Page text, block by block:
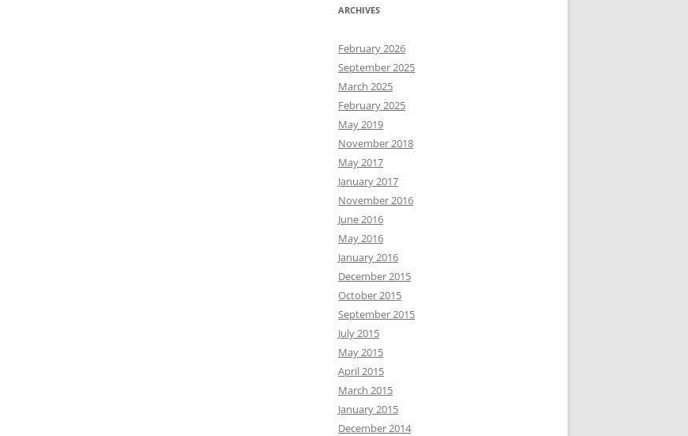
ARCHIVES
February 2026
September 2025
March 2025
February 2025
May 2019
November 2018
May 2017
January 2017
November 2016
June 2016
May 2016
January 2016
December 2015
October 2015
September 2015
July 2015
May 2015
April 2015
March 2015
January 2015
December 2014